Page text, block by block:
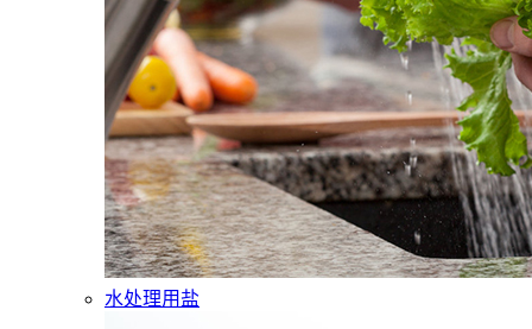
水处理用盐